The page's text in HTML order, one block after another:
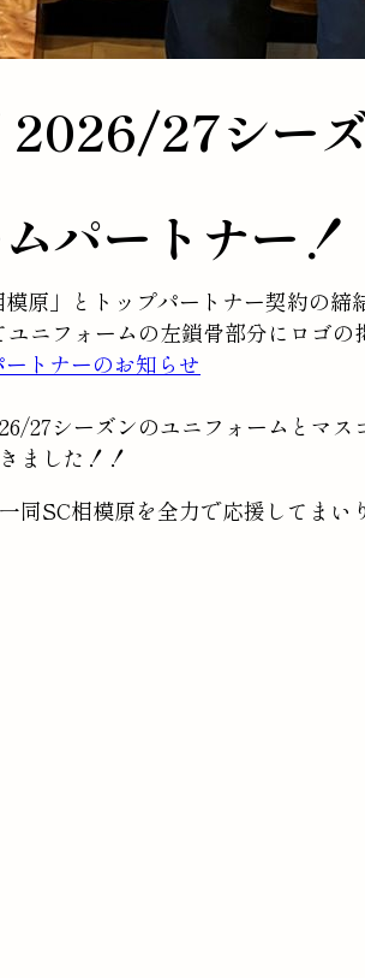
2026/27シー
パートナー！
原」とトップパートナー契約の締
ニフォームの左鎖骨部分にロゴの
トナーのお知らせ
27シーズンのユニフォームとマス
ました！！
同SC相模原を全力で応援してまい